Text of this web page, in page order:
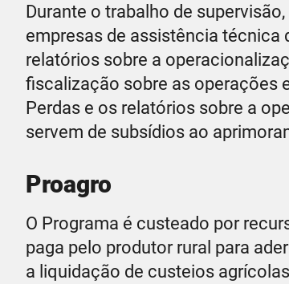
Durante o trabalho de
empresas de assistência técnica
relatórios sobre a
fiscalização sobre as operações
Perdas e os relatórios sobre a
servem de subsídios ao
Proagro
O Programa é custeado por
paga pelo produtor rural para
a liquidação de custeios